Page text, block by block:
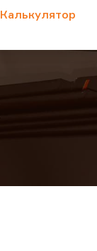
Калькулятор